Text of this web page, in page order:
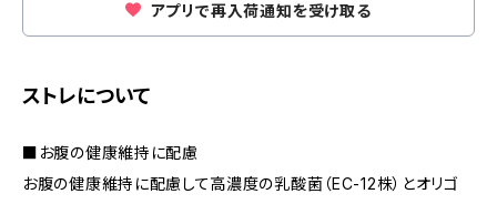
アプリで再入荷通知を受け取る
ストレについて
■お腹の健康維持に配慮
お腹の健康維持に配慮して高濃度の乳酸菌（EC-12株）とオリゴ